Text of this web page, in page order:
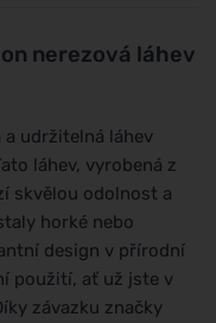
nerezová láhev
a udržitelná láhev
láhev, vyrobená z
skvělou odolnost a
horké nebo
design v přírodní
použití, ať už jste v
závazku značky